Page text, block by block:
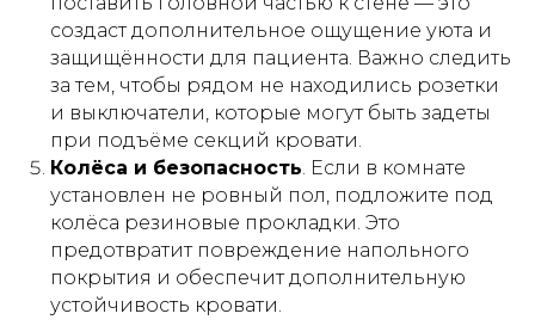
создаст дополнительное ощущение уюта и
защищённости для пациента. Важно следить
за тем, чтобы рядом не находились розетки
и выключатели, которые могут быть задеты
при подъёме секций кровати.
Колёса и безопасность. Если в комнате
установлен не ровный пол, подложите под
колёса резиновые прокладки. Это
предотвратит повреждение напольного
покрытия и обеспечит дополнительную
устойчивость кровати.
АРЕНДА МЕДИЦИНСКИХ КРОВАТЕЙ
облегчит ежедневный уход
и реабилитацию
ПОДРОБНЕЕ
7 положений
Внимание!
представленная в данной статье, носит